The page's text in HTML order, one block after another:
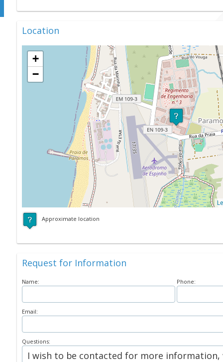
Location
+
−
Approximate location
Request for Information
Name: Phone:
Email:
Questions: